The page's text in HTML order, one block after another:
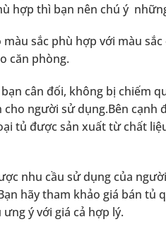
hợp thì bạn nên chú ý
sắc phù hợp với màu
căn phòng.
cân đối, không bị chiếm
người sử dụng.Bên cạnh
tủ được sản xuất từ chất
nhu cầu sử dụng của
hãy tham khảo giá bán tủ
ý với giá cả hợp lý.